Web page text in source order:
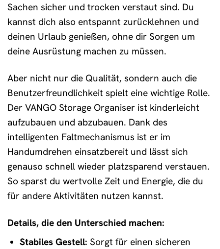
Sachen sicher und trocken verstaut sind. Du
kannst dich also entspannt zurücklehnen und
deinen Urlaub genießen, ohne dir Sorgen um
deine Ausrüstung machen zu müssen.
Aber nicht nur die Qualität, sondern auch die
Benutzerfreundlichkeit spielt eine wichtige Rolle.
Der VANGO Storage Organiser ist kinderleicht
aufzubauen und abzubauen. Dank des
intelligenten Faltmechanismus ist er im
Handumdrehen einsatzbereit und lässt sich
genauso schnell wieder platzsparend verstauen.
So sparst du wertvolle Zeit und Energie, die du
für andere Aktivitäten nutzen kannst.
Details, die den Unterschied machen:
Stabiles Gestell: Sorgt für einen sicheren